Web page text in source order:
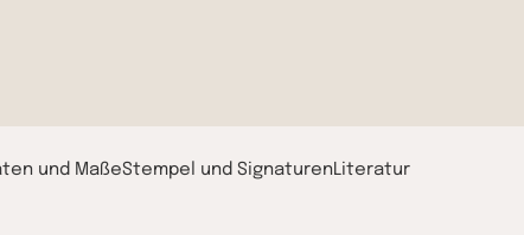
und MaßeStempel und Signaturen​Literatur